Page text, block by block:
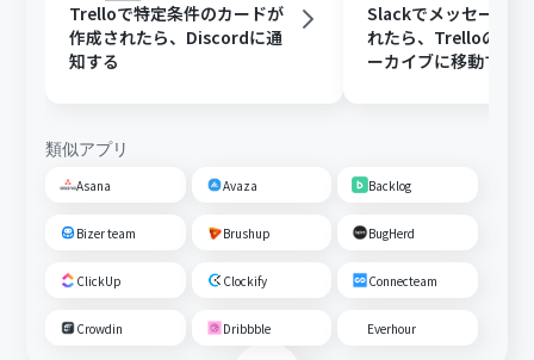
Trelloで特定条件のカードが
作成されたら、Discordに通
知する
Slackでメッセージが
れたら、Trelloのカ
ーカイブに移動する
類似アプリ
Asana Avaza Backlog
Bizer team Brushup BugHerd
ClickUp Clockify Connecteam
Crowdin Dribbble Everhour